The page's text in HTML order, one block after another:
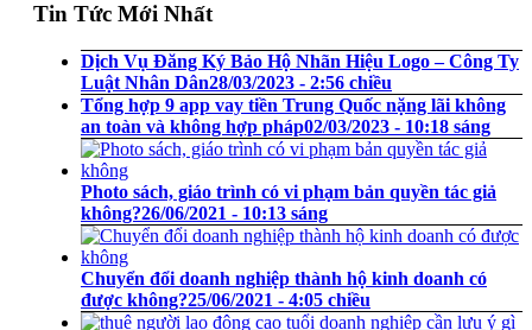
Tin Tức Mới Nhất
Dịch Vụ Đăng Ký Bảo Hộ Nhãn Hiệu Logo – Công Ty
Luật Nhân Dân28/03/2023 - 2:56 chiều
Tổng hợp 9 app vay tiền Trung Quốc nặng lãi không
an toàn và không hợp pháp02/03/2023 - 10:18 sáng
Photo sách, giáo trình có vi phạm bản quyền tác giả
không?26/06/2021 - 10:13 sáng
Chuyển đổi doanh nghiệp thành hộ kinh doanh có
được không?25/06/2021 - 4:05 chiều